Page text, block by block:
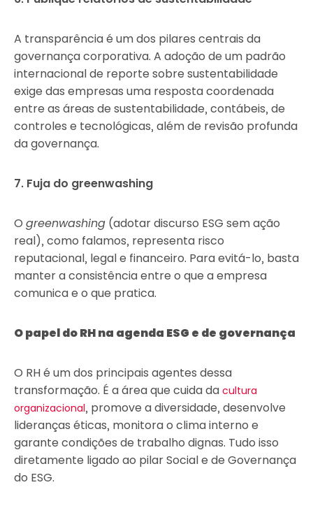
A transparência é um dos pilares centrais da
governança corporativa. A adoção de um padrão
internacional de reporte sobre sustentabilidade
exige das empresas uma resposta coordenada
entre as áreas de sustentabilidade, contábeis, de
controles e tecnológicas, além de revisão profunda
da governança.
7. Fuja do greenwashing
O greenwashing (adotar discurso ESG sem ação
real), como falamos, representa risco
reputacional, legal e financeiro. Para evitá-lo, basta
manter a consistência entre o que a empresa
comunica e o que pratica.
O papel do RH na agenda ESG e de governança
O RH é um dos principais agentes dessa
transformação. É a área que cuida da cultura
organizacional, promove a diversidade, desenvolve
lideranças éticas, monitora o clima interno e
garante condições de trabalho dignas. Tudo isso
diretamente ligado ao pilar Social e de Governança
do ESG.